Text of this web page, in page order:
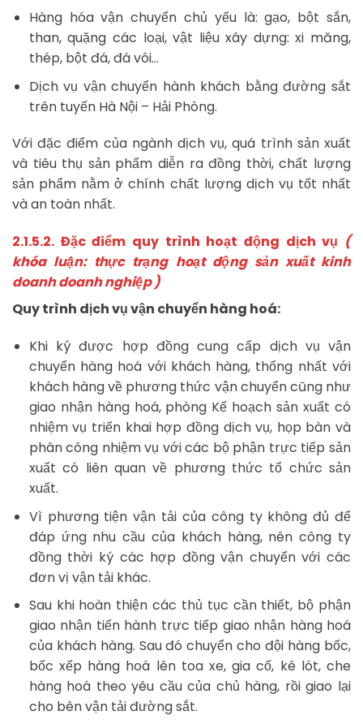
Hàng hóa vận chuyển chủ yếu là: gạo, bột sắn,
than, quặng các loại, vật liệu xây dựng: xi măng,
thép, bột đá, đá vôi…
Dịch vụ vận chuyển hành khách bằng đường sắt
trên tuyến Hà Nội – Hải Phòng.
Với đặc điểm của ngành dịch vụ, quá trình sản xuất
và tiêu thụ sản phẩm diễn ra đồng thời, chất lượng
sản phẩm nằm ở chính chất lượng dịch vụ tốt nhất
và an toàn nhất.
2.1.5.2. Đặc điểm quy trình hoạt động dịch vụ (
khóa luận: thực trạng hoạt động sản xuất kinh
doanh doanh nghiệp )
Quy trình dịch vụ vận chuyển hàng hoá:
Khi ký được hợp đồng cung cấp dịch vụ vận
chuyển hàng hoá với khách hàng, thống nhất với
khách hàng về phương thức vận chuyển cũng như
giao nhận hàng hoá, phòng Kế hoạch sản xuất có
nhiệm vụ triển khai hợp đồng dịch vụ, họp bàn và
phân công nhiệm vụ với các bộ phận trực tiếp sản
xuất có liên quan về phương thức tổ chức sản
xuất.
Vì phương tiện vận tải của công ty không đủ để
đáp ứng nhu cầu của khách hàng, nên công ty
đồng thời ký các hợp đồng vận chuyển với các
đơn vị vận tải khác.
Sau khi hoàn thiện các thủ tục cần thiết, bộ phận
giao nhận tiến hành trực tiếp giao nhận hàng hoá
của khách hàng. Sau đó chuyển cho đội hàng bốc,
bốc xếp hàng hoá lên toa xe, gia cố, kê lót, che
hàng hoá theo yêu cầu của chủ hàng, rồi giao lại
cho bên vận tải đường sắt.